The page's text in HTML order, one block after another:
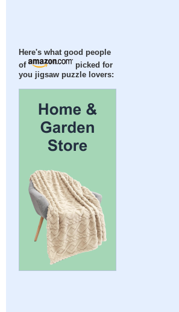
Here's what good people
of
picked for
you jigsaw puzzle lovers: